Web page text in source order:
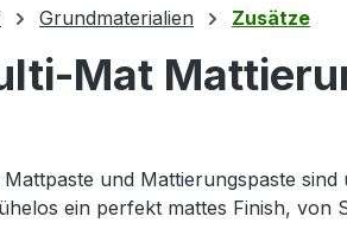
Grundmaterialien Zusätze
Mat
und Mattierungspaste
ein perfekt mattes Finish, von